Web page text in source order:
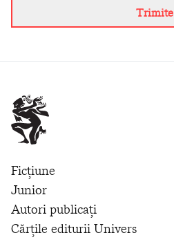
Trimite
Ficțiune
Junior
Autori publicați
Cărțile editurii Univers